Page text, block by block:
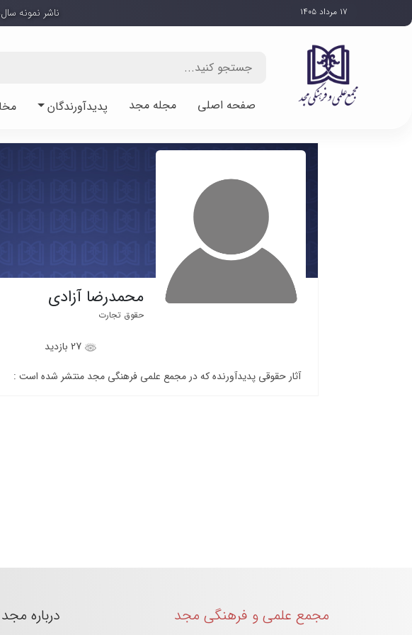
۱۷ مرداد ۱۴۰۵ ناشر نمونه سال‌های ۱۳۹۳ و ۱۳۹۴ و ۱۳۹۷
صفحه اصلی مجله مجد پدیدآورندگان
محمدرضا آزادی
حقوق تجارت
آثار حقوقی پدیدآورنده که در مجمع علمی فرهنگی مجد منتشر شده است :
مجمع علمی و فرهنگی مجد درباره مجد